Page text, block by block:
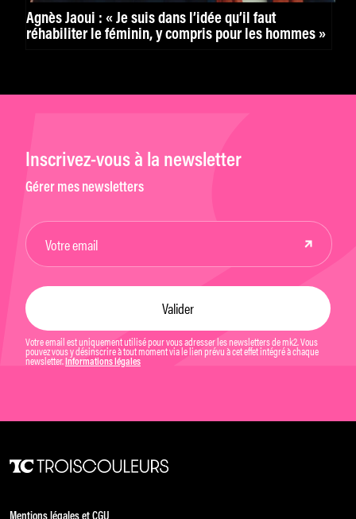
Agnès Jaoui : « Je suis dans l’idée qu’il faut
réhabiliter le féminin, y compris pour les hommes »
Inscrivez-vous à la newsletter
Gérer mes newsletters
Votre email est uniquement utilisé pour vous adresser les newsletters de mk2. Vous
pouvez vous y désinscrire à tout moment via le lien prévu à cet effet intégré à chaque
newsletter. Informations légales